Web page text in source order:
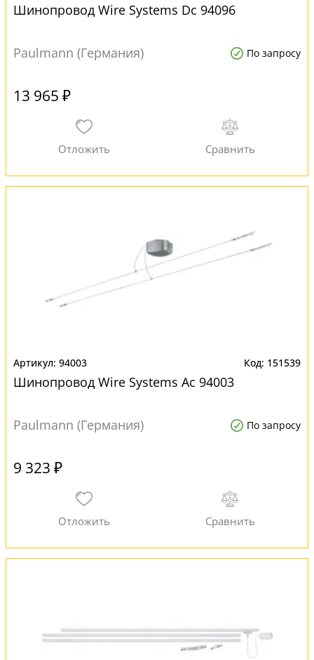
Шинопровод Wire Systems Dc 94096
Paulmann (Германия) По запросу
13 965 ₽
94003 151539
Шинопровод Wire Systems Ac 94003
Paulmann (Германия) По запросу
9 323 ₽